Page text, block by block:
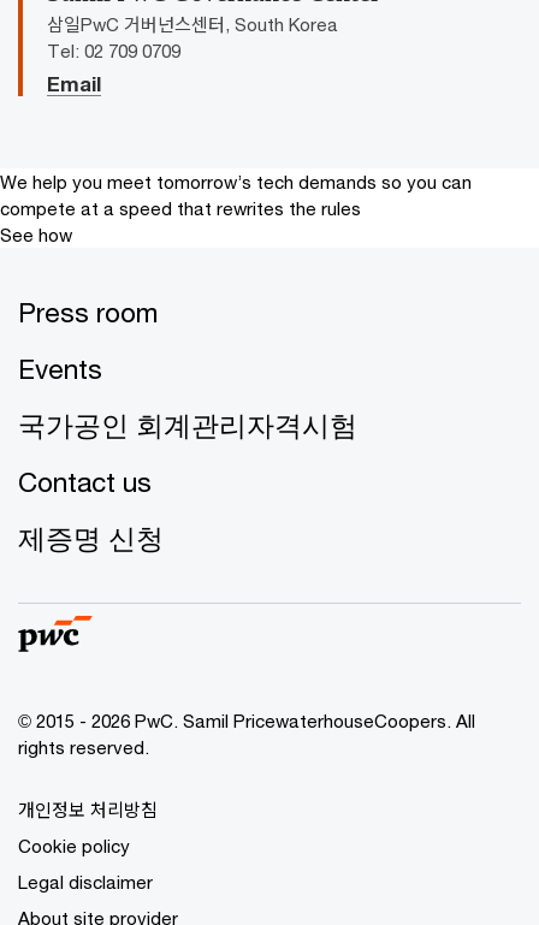
삼일PwC 거버넌스센터, South Korea
Tel: 02 709 0709
Email
We help you meet tomorrow’s tech demands so you can
compete at a speed that rewrites the rules
See how
Press room
Events
국가공인 회계관리자격시험
Contact us
제증명 신청
© 2015 - 2026 PwC. Samil PricewaterhouseCoopers. All
rights reserved.
개인정보 처리방침
Cookie policy
Legal disclaimer
About site provider